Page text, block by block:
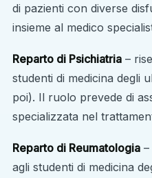
di pazienti con diverse
insieme al medico
Reparto di Psichiatria –
studenti di medicina degli
poi). Il ruolo prevede di
specializzata nel
Reparto di Reumatologia
agli studenti di medicina